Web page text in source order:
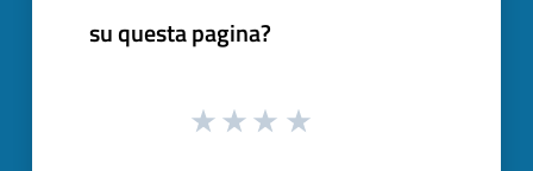
su questa pagina?